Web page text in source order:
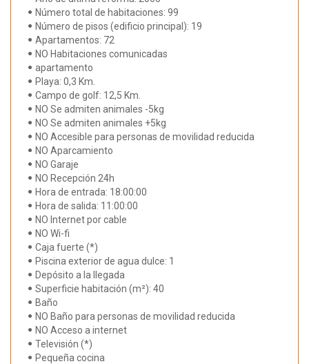
Número total de habitaciones: 99
Número de pisos (edificio principal): 19
Apartamentos: 72
NO Habitaciones comunicadas
apartamento
Playa: 0,3 Km.
Campo de golf: 12,5 Km.
NO Se admiten animales -5kg
NO Se admiten animales +5kg
NO Accesible para personas de movilidad reducida
NO Aparcamiento
NO Garaje
NO Recepción 24h
Hora de entrada: 18:00:00
Hora de salida: 11:00:00
NO Internet por cable
NO Wi-fi
Caja fuerte (*)
Piscina exterior de agua dulce: 1
Depósito a la llegada
Superficie habitación (m²): 40
Baño
NO Baño para personas de movilidad reducida
NO Acceso a internet
Televisión (*)
Pequeña cocina